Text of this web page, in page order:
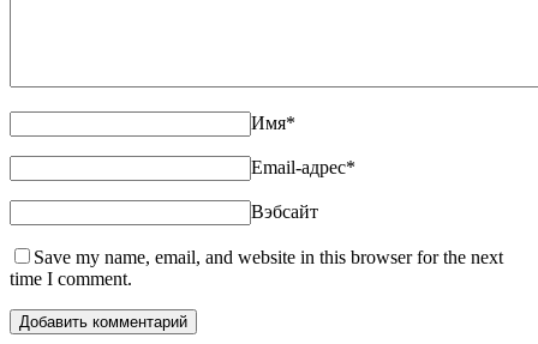
Имя*
Email-адрес*
Вэбсайт
Save my name, email, and website in this browser for the next
time I comment.